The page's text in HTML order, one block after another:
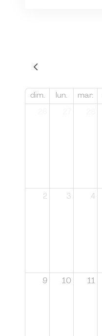
dim. lun. mar.
2 3 4
9 10 11